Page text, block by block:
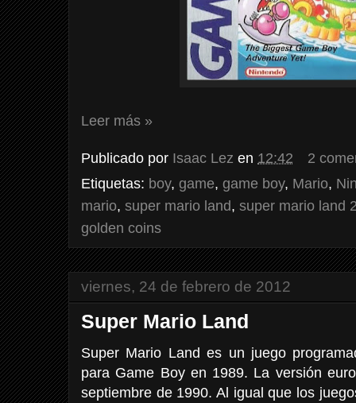
Leer más »
Publicado por Isaac Lez en 12:42
2
Etiquetas: boy, game, game boy, Mario,
mario, super mario land, super mario land
golden coins
viernes, 24 de febrero de 2012
Super Mario Land
Super Mario Land es un juego
para Game Boy en 1989. La versión
septiembre de 1990. Al igual que los